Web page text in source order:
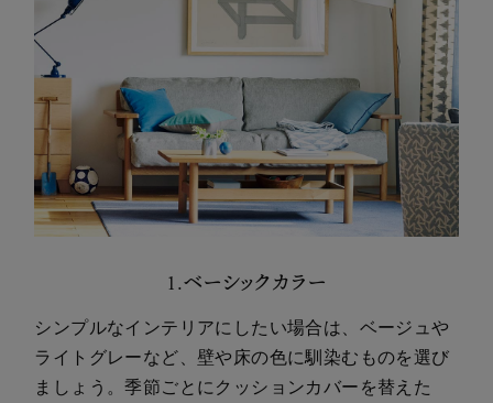
1.ベーシックカラー
シンプルなインテリアにしたい場合は、ベージュや
ライトグレーなど、壁や床の色に馴染むものを選び
ましょう。季節ごとにクッションカバーを替えた